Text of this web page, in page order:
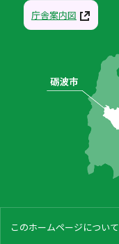
庁舎案内図
このホームページについて